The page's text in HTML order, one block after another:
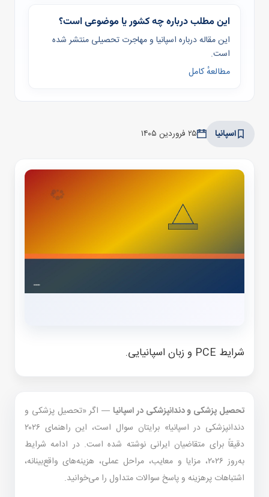
این مطلب درباره چه کشور یا موضوعی است؟
این مقاله درباره اسپانیا و مهاجرت تحصیلی منتشر شده
است.
مطالعهٔ کامل
اسپانیا ۲۵ فروردین ۱۴۰۵
شرایط PCE و زبان اسپانیایی.
تحصیل پزشکی و دندانپزشکی در اسپانیا — اگر «تحصیل پزشکی و
دندانپزشکی در اسپانیا» برایتان سوال است، این راهنمای ۲۰۲۶
دقیقاً برای متقاضیان ایرانی نوشته شده است. در ادامه شرایط
به‌روز ۲۰۲۶، مزایا و معایب، مراحل عملی، هزینه‌های واقع‌بینانه،
اشتباهات پرهزینه و پاسخ سوالات متداول را می‌خوانید.